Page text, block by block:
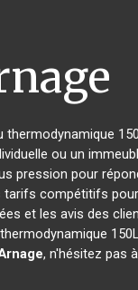
ou un
pression pour
tarifs compétitifs pour
et les avis des
150L
, n'hésitez pas à